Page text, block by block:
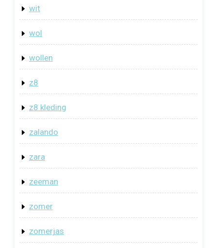
wit
wol
wollen
z8
z8 kleding
zalando
zara
zeeman
zomer
zomerjas